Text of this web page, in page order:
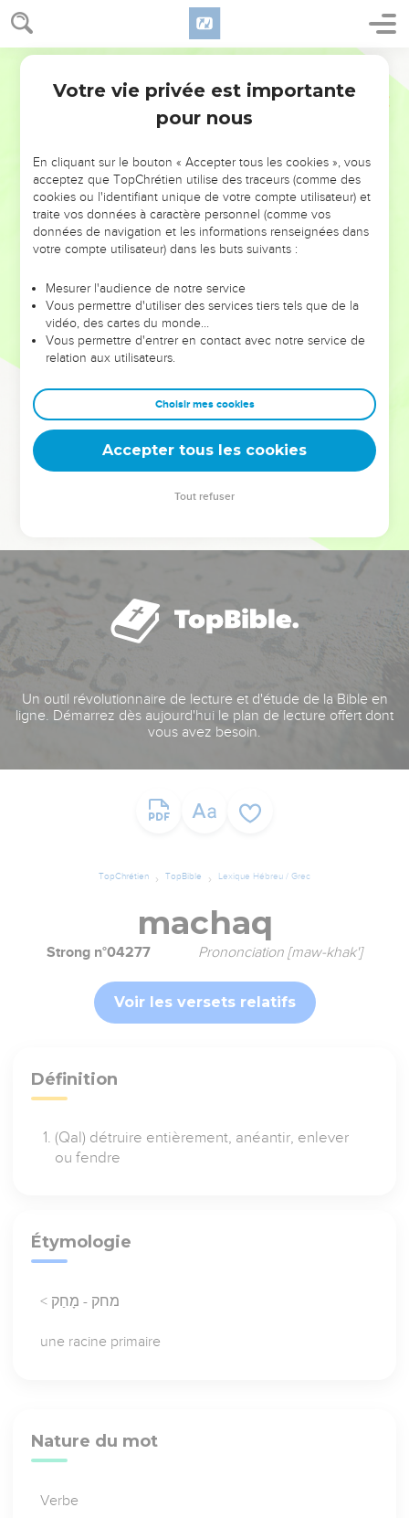
NE MANQUEZ PAS L’ÉVÉNEMENT
DE L’ANNÉE !
ET SI LEURS ERREURS POUVAIENT VOUS ÉVITER LES
VOTRES ?
leur foi ou leur vision. Mais on voit moins les doutes, les erreurs
et les saisons difficiles qu'ils ont traversés, alors même que ce
sont elles qui les ont façonnés.
Dans cette conférence, leaders, entrepreneurs, et responsables
clés pour avancer avec plus de sagesse afin que leurs erreurs
deviennent vos tremplins. Que vous guidiez un ministère, une
équipe, un groupe ou une famille, leur expérience est faite
Un outil révolutionnaire de lecture et d'étude de la Bible en
ligne. Démarrez dès aujourd'hui le plan de lecture offert dont
vous avez besoin.
TopChrétien TopBible Lexique Hébreu / Grec
machaq
Strong n°04277 Prononciation [maw-khak']
Voir les versets relatifs
Définition
(Qal) détruire entièrement, anéantir, enlever
ou fendre
Étymologie
< מחק - מָחַק
une racine primaire
Nature du mot
Verbe
Votre vie privée est importante
pour nous
En cliquant sur le bouton « Accepter tous les cookies », vous
acceptez que TopChrétien utilise des traceurs (comme des
cookies ou l'identifiant unique de votre compte utilisateur) et
traite vos données à caractère personnel (comme vos
données de navigation et les informations renseignées dans
votre compte utilisateur) dans les buts suivants :
Mesurer l'audience de notre service
Vous permettre d'utiliser des services tiers tels que de la
vidéo, des cartes du monde…
Vous permettre d'entrer en contact avec notre service de
relation aux utilisateurs.
Choisir mes cookies
Accepter tous les cookies
Tout refuser